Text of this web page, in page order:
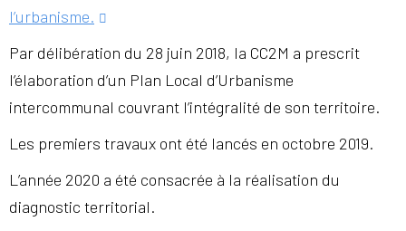
l’urbanisme.
Par délibération du 28 juin 2018, la CC2M a prescrit
l’élaboration d’un Plan Local d’Urbanisme
intercommunal couvrant l’intégralité de son territoire.
Les premiers travaux ont été lancés en octobre 2019.
L’année 2020 a été consacrée à la réalisation du
diagnostic territorial.